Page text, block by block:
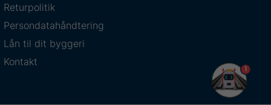
Returpolitik
Persondatahåndtering
Lån til dit byggeri
Kontakt
1